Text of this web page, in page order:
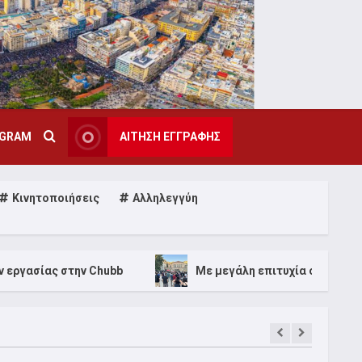
ΑΙΤΗΣΗ ΕΓΓΡΑΦΗΣ
Κινητοποιήσεις
Αλληλεγγύη
Με μεγάλη επιτυχία ολοκληρώθηκε το 1ο